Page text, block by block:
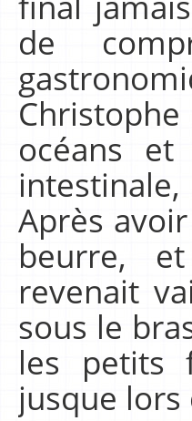
de
océans
Après
beurre,
revenait
sous le
les petits
jusque lors